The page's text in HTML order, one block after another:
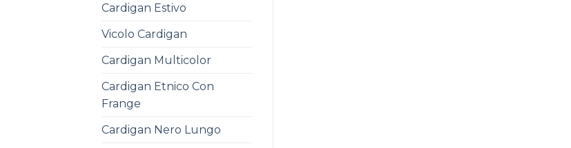
Cardigan Estivo
Vicolo Cardigan
Cardigan Multicolor
Cardigan Etnico Con
Frange
Cardigan Nero Lungo